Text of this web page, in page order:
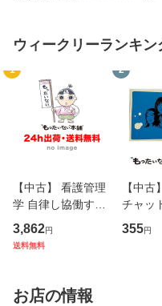
ウィークリーランキン
1
【中古】 看護管理
学 自律し協働する
専門職の看護マネ
ジメントスキル 改
恵 藤本幸三 / 南江
3,862円
送料無料
2
【中
チャッ
キュー
[CD]【
355円
お店の情報